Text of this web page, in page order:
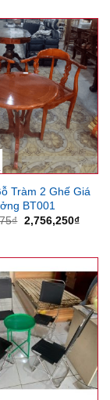
Tràm 2 Ghế Giá
BT001
₫ Giá
2,756,250₫Giá